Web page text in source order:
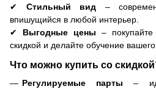
✔ Стильный вид –
впишущийся в любой интерьер.
✔ Выгодные цены –
скидкой и делайте обучение
Что можно купить со
Регулируемые парты –